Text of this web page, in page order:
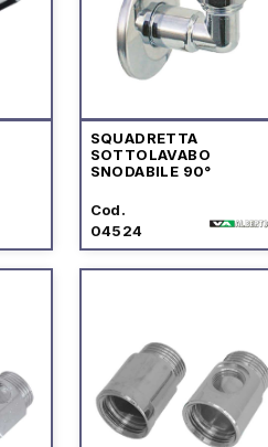
SQUADRETTA
SOTTOLAVABO
SNODABILE 90°
Cod.
04524